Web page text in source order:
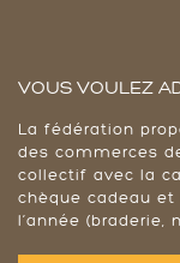
VOUS VOULEZ
La fédération
des commerces
collectif avec la
chèque cadeau
l’année (braderie,